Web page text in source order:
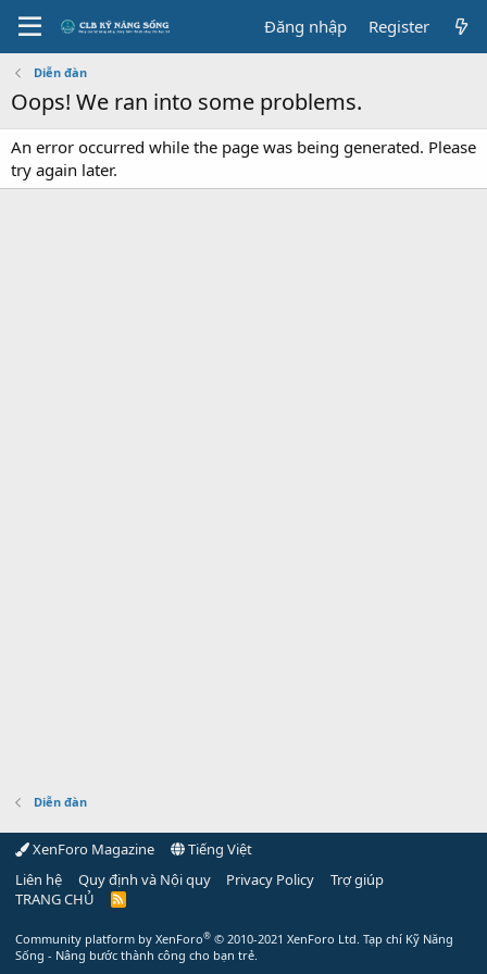
Đăng nhập Register
Diễn đàn
Oops! We ran into some problems.
An error occurred while the page was being generated. Please
try again later.
Diễn đàn
XenForo Magazine
Tiếng Việt
Liên hệ
Quy định và Nội quy Privacy Policy
Trợ giúp
TRANG CHỦ
R
Community platform by XenForo® © 2010-2021 XenForo Ltd. Tạp chí Kỹ Năng
Sống - Nâng bước thành công cho bạn trẻ.